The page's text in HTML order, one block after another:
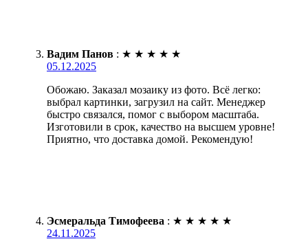
Вадим Панов : ★ ★ ★ ★ ★
05.12.2025
Обожаю. Заказал мозаику из фото. Всё легко:
выбрал картинки, загрузил на сайт. Менеджер
быстро связался, помог с выбором масштаба.
Изготовили в срок, качество на высшем уровне!
Приятно, что доставка домой. Рекомендую!
Эсмеральда Тимофеева : ★ ★ ★ ★ ★
24.11.2025